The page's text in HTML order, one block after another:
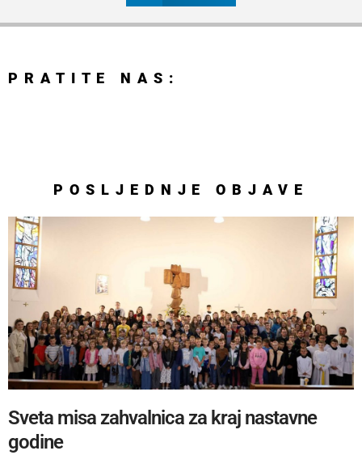
PRATITE NAS:
POSLJEDNJE OBJAVE
Sveta misa zahvalnica za kraj nastavne
godine